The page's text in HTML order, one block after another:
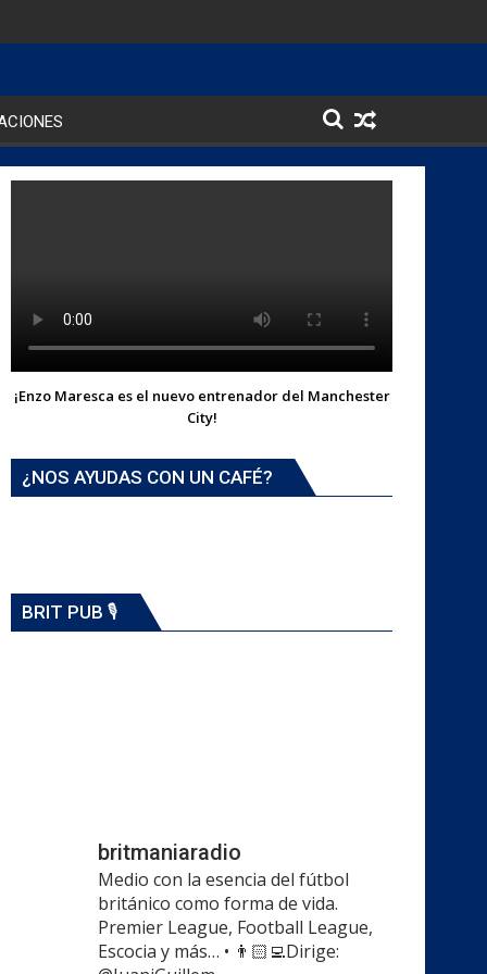
¡Enzo Maresca es el nuevo entrenador del Manchester
City!
¿NOS AYUDAS CON UN CAFÉ?
BRIT PUB 🎙️
britmaniaradio
Medio con la esencia del fútbol
británico como forma de vida.
Premier League, Football League,
Escocia y más… • 👨🏻‍💻Dirige: